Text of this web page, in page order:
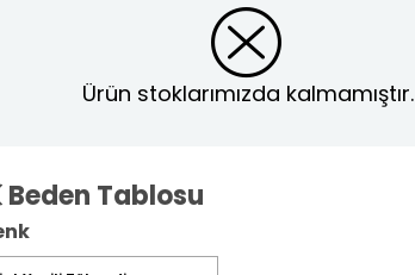
Ürün stoklarımızda kalmamıştır.
Beden Tablosu